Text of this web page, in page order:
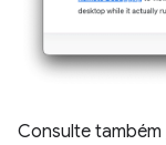
Consulte também